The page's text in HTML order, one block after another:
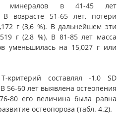
минералов в 41-45 лет
возрасте 51-65 лет, потери
г (3,6 %). В дальнейшем эти
г (2,8 %). В 81-85 лет масса
уменьшилась на 15,027 г или
критерий составлял -1,0 SD
56-60 лет выявлена остеопения
80 его величина была равна
остеопороза (табл. 4.2).